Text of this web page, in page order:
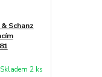
Schanz
Skladem 2 ks